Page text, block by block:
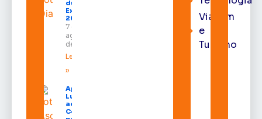
durante a
Expofeira
2026
7 de
agosto
de 2026
Leia mais
»
Após veto,
Lula envia
ao
Congresso
Viagem
e
Turismo